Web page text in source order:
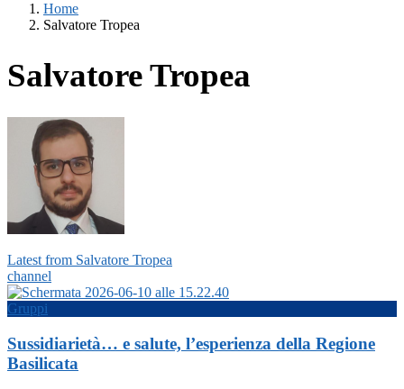
Home
Salvatore Tropea
Salvatore Tropea
Latest from Salvatore Tropea
channel
Gruppi
Sussidiarietà… e salute, l’esperienza della Regione
Basilicata